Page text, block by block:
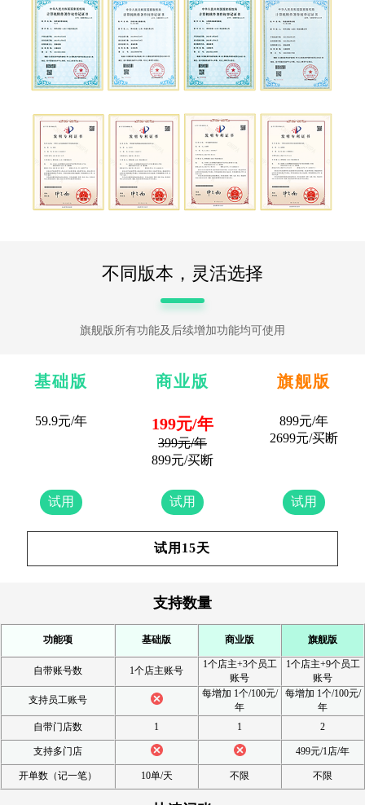
不同版本，灵活选择
旗舰版所有功能及后续增加功能均可使用
基础版 商业版 旗舰版
59.9元/年
试用
199元/年
399元/年
899元/买断
试用
899元/年
2699元/买断
试用
试用15天
支持数量
功能项 基础版 商业版 旗舰版
自带账号数 1个店主账号
1个店主+3个员工
账号
1个店主+9个员工
账号
支持员工账号
每增加 1个/100元/
年
每增加 1个/100元/
年
自带门店数
1 1 2
支持多门店 499元/1店/年
开单数（记一笔） 10单/天 不限 不限